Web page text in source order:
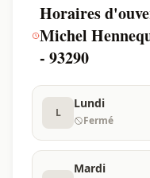
Horaires
Michel
- 93290
L
Lundi
Fermé
Mardi